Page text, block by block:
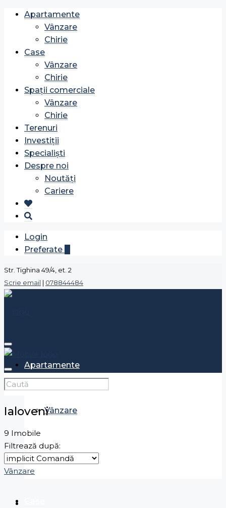
Apartamente
Vânzare
Chirie
Case
Vânzare
Chirie
Spații comerciale
Vânzare
Chirie
Terenuri
Investiții
Specialiști
Despre noi
Noutăți
Cariere
Login
Preferate
Str. Tighina 49/4, et. 2
Scrie email | 078844484
Apartamente
Vânzare
Chirie
Ialoveni
9 Imobile
Filtrează după:
Vânzare